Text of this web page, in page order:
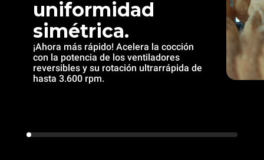
uniformidad
simétrica.
¡Ahora más rápido! Acelera la cocción
con la potencia de los ventiladores
reversibles y su rotación ultrarrápida de
hasta 3.600 rpm.